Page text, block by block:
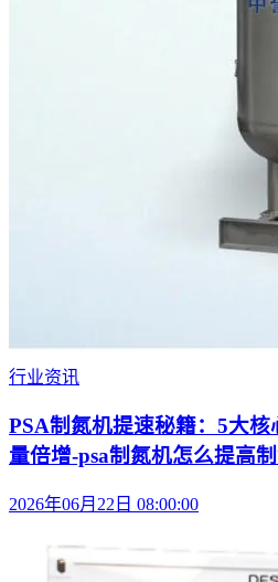
行业资讯
PSA制氮机提速秘籍：5大
量倍增-psa制氮机怎么提高
2026年06月22日 08:00:00